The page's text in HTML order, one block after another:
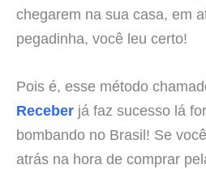
chegarem na sua casa, em
pegadinha, você leu certo!
Pois é, esse método
Receber já faz sucesso lá
bombando no Brasil! Se
atrás na hora de comprar